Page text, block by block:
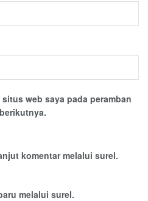
web saya pada peramban
komentar melalui surel.
melalui surel.